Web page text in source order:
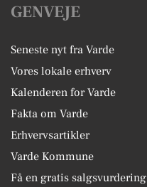
GENVEJE
Seneste nyt fra Varde
Vores lokale erhverv
Kalenderen for Varde
Fakta om Varde
Erhvervsartikler
Varde Kommune
Få en gratis salgsvurdering